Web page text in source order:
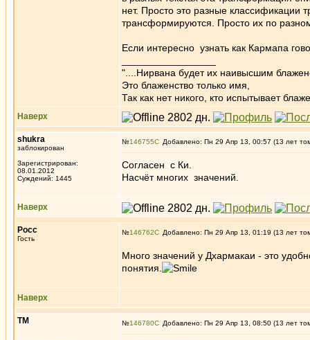
нет. Просто это разные классификации
трансформируются. Просто их по
Если интересно узнать как Кармапа
"....Нирвана будет их наивысшим
Это блаженство только имя,
Так как нет никого, кто испытывает
Наверх
shukra
заблокирован
Зарегистрирован:
08.01.2012
Суждений: 1445
№146755 Добавлено: Пн 29 Апр 13, 00:57 (13 лет
Согласен с Ки.
Насчёт многих значений.
Наверх
Росс
Гость
№146762 Добавлено: Пн 29 Апр 13, 01:19 (13 лет
Много значений у Дхармакаи - это
понятия.
Наверх
ТМ №146780 Добавлено: Пн 29 Апр 13, 08:50 (13 лет